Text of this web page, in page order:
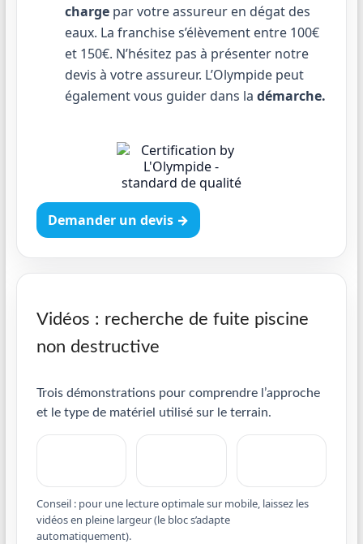
chargepar votre assureur en dégat des
eaux. La franchise s’élèvement entre 100€
et 150€. N’hésitez pas à présenter notre
devis à votre assureur. L’Olympide peut
également vous guider dans la démarche.
Demander un devis →
Vidéos : recherche de fuite piscine
non destructive
Trois démonstrations pour comprendre l’approche
et le type de matériel utilisé sur le terrain.
Conseil : pour une lecture optimale sur mobile, laissez les
vidéos en pleine largeur (le bloc s’adapte
automatiquement).